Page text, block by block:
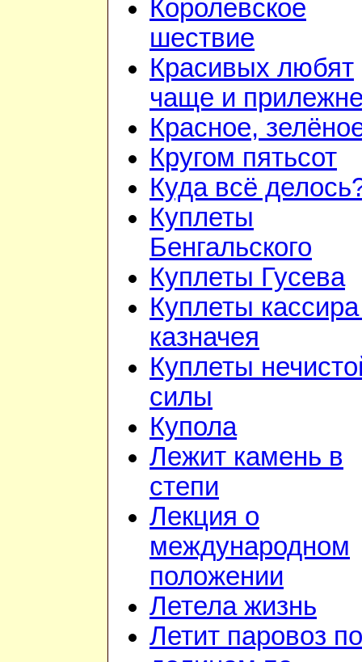
Королевское
шествие
Красивых любят
чаще и
Красное,
Кругом пятьсот
Куда всё
Куплеты
Бенгальского
Куплеты Гусева
Куплеты
казначея
Куплеты
силы
Купола
Лежит камень в
степи
Лекция о
международном
положении
Летела жизнь
Летит паровоз по